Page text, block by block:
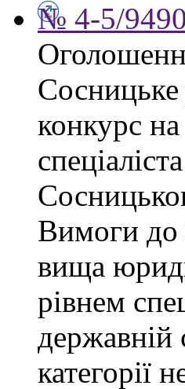
№ 4-5/
Сосницьке
конкурс
Вимоги до
вища
рівнем
державній
категорії